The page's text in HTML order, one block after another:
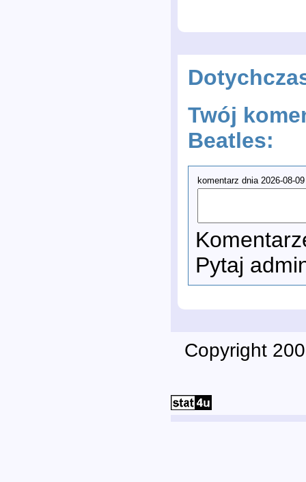
Twój
Beatles:
komentarz dnia 2026-08-
Pytaj
Copyright